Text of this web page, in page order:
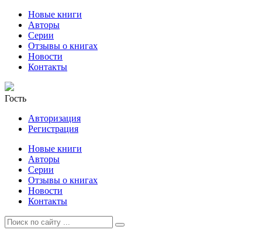
Новые книги
Авторы
Серии
Отзывы о книгах
Новости
Контакты
Гость
Авторизация
Регистрация
Новые книги
Авторы
Серии
Отзывы о книгах
Новости
Контакты